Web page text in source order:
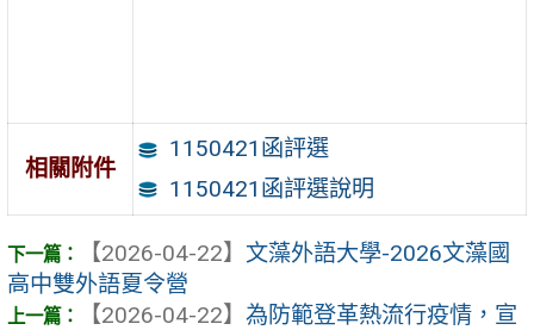
相關附件
1150421函評選
1150421函評選說明
【2026-04-22】 文藻外語大學-2026文藻國
高中雙外語夏令營
【2026-04-22】 為防範登革熱流行疫情，宣